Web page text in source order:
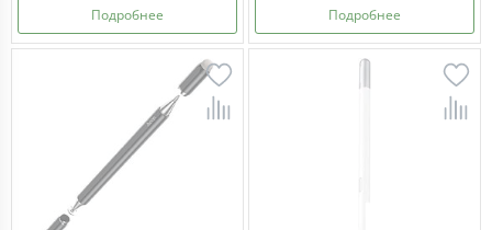
Подробнее Подробнее